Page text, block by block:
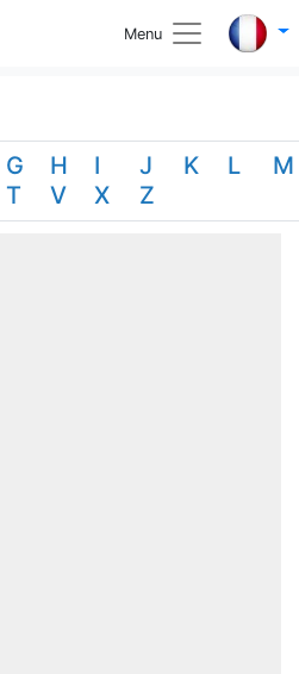
Menu
G H I J K L
M
T V X Z